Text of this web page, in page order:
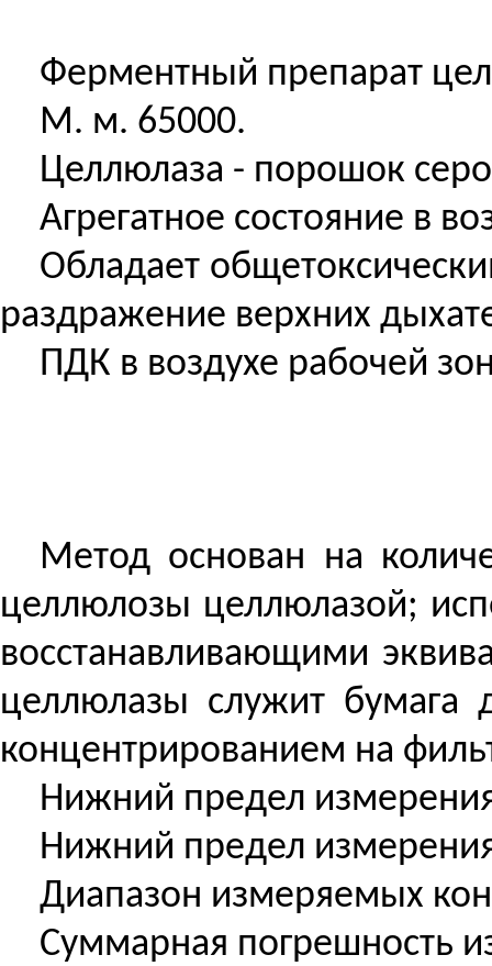
Ферментный препарат
М. м. 65000.
Целлюлаза - порошок
Агрегатное состояние в
Обладает
раздражение верхних
ПДК в воздухе рабочей
Метод основан на
целлюлозы целлюлазой;
восстанавливающими
целлюлазы служит бумага
концентрированием на
Нижний предел
Нижний предел
Диапазон измеряемых
Суммарная погрешность